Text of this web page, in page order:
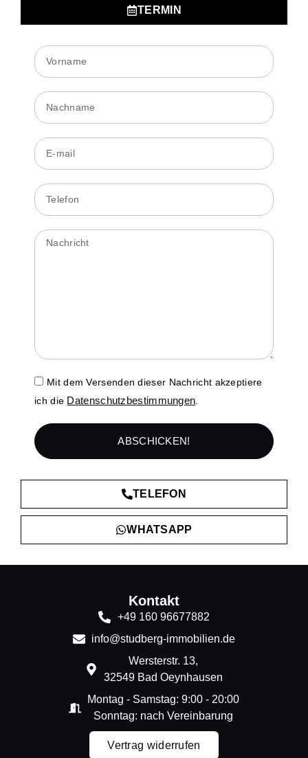
TERMIN
TELEFON
WHATSAPP
Mit dem Versenden dieser Nachricht akzeptiere
ich die Datenschutzbestimmungen
ABSCHICKEN!
Kontakt
+49 160 96677882
info@studberg-immobilien.de
Wersterstr. 13,
32549 Bad Oeynhausen
Montag - Samstag: 9:00 - 20:00
Sonntag: nach Vereinbarung
Vertrag widerrufen